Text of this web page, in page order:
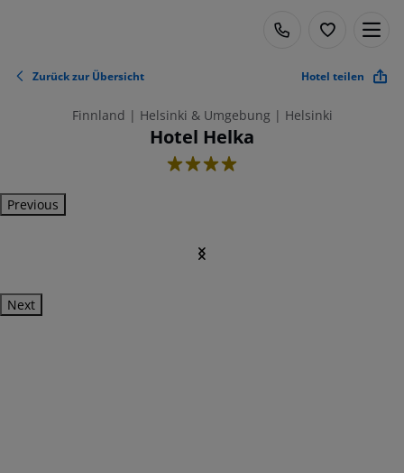
Zurück zur Übersicht Hotel teilen
Finnland | Helsinki & Umgebung | Helsinki
Hotel Helka
4
Previous
Next